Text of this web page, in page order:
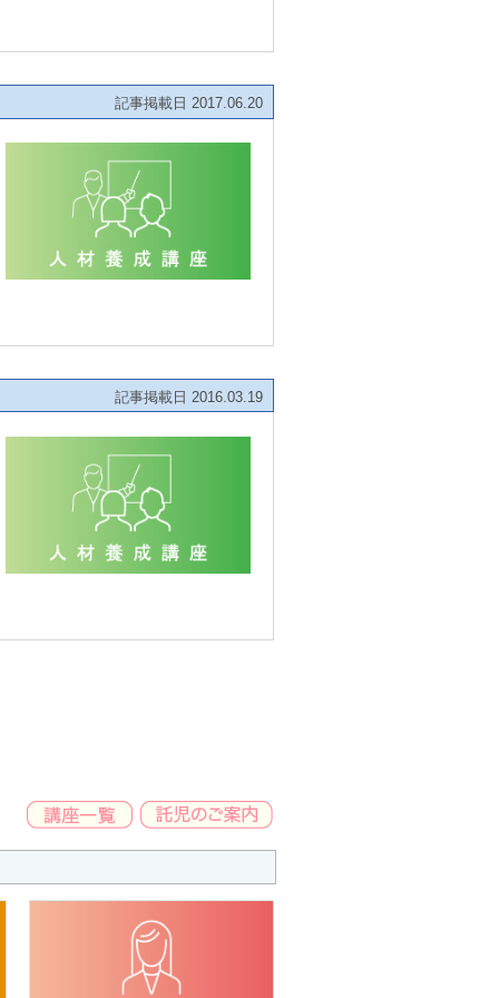
記事掲載日 2017.06.20
記事掲載日 2016.03.19